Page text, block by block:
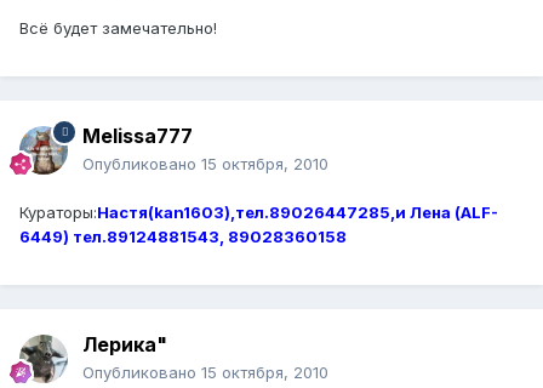
Всё будет замечательно!
Melissa777
Опубликовано 15 октября, 2010
Кураторы:Настя(kan1603),тел.89026447285,и Лена (ALF-
6449) тел.89124881543, 89028360158
Лерика"
Опубликовано 15 октября, 2010